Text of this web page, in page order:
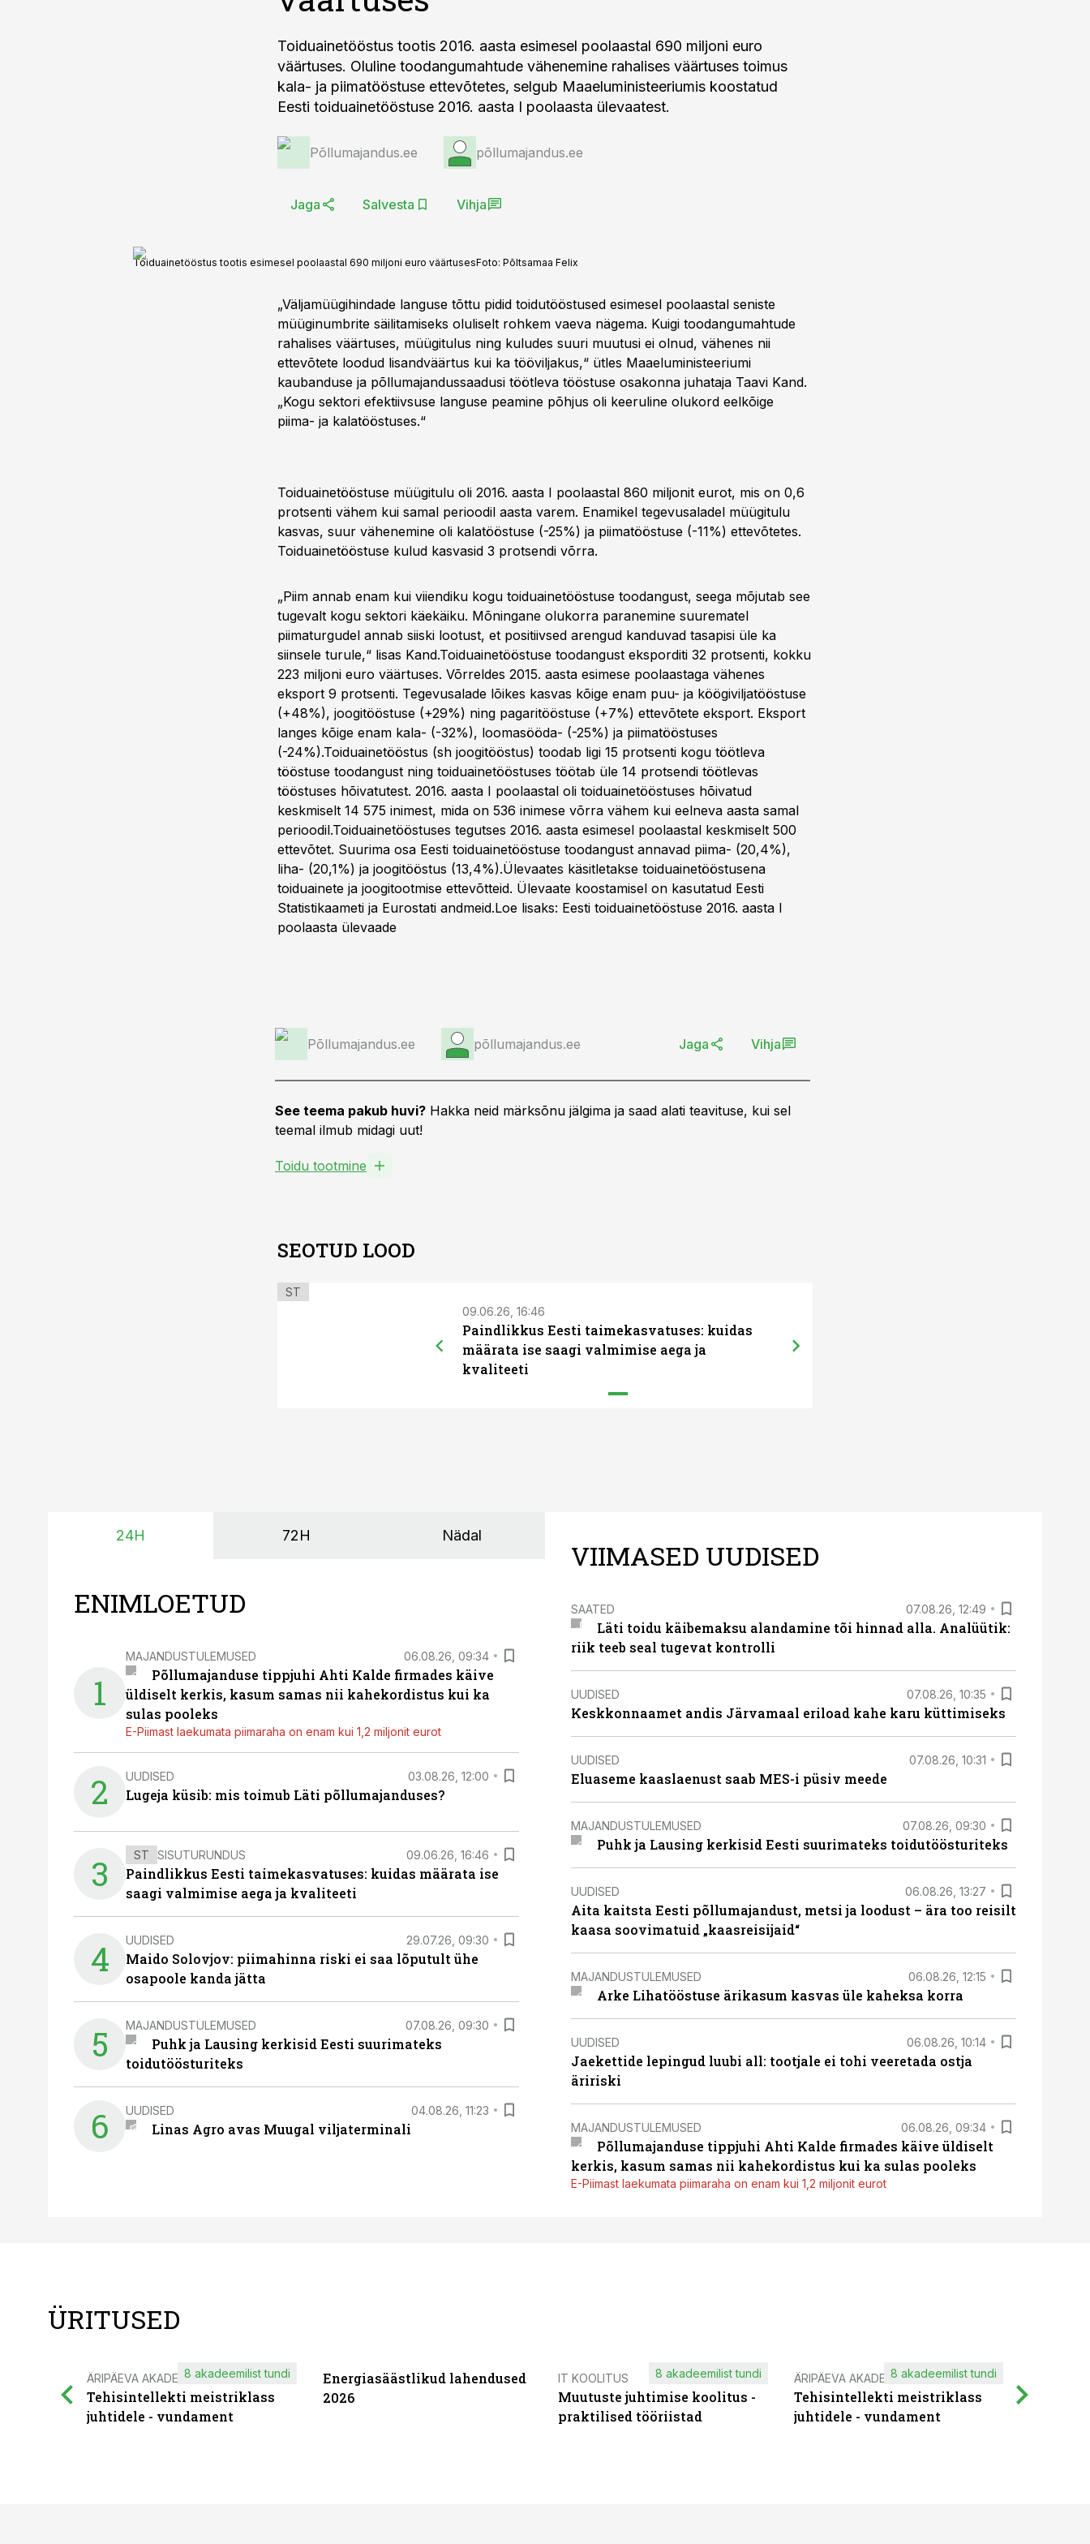
Toiduainetööstus tootis 2016. aasta esimesel poolaastal 690 miljoni euro
väärtuses. Oluline toodangumahtude vähenemine rahalises väärtuses toimus
kala- ja piimatööstuse ettevõtetes, selgub Maaeluministeeriumis koostatud
Eesti toiduainetööstuse 2016. aasta I poolaasta ülevaatest.
Põllumajandus.ee põllumajandus.ee
Jaga Salvesta Vihja
Toiduainetööstus tootis esimesel poolaastal 690 miljoni euro väärtusesFoto: Põltsamaa Felix
„Väljamüügihindade languse tõttu pidid toidutööstused esimesel poolaastal seniste
müüginumbrite säilitamiseks oluliselt rohkem vaeva nägema. Kuigi toodangumahtude
rahalises väärtuses, müügitulus ning kuludes suuri muutusi ei olnud, vähenes nii
ettevõtete loodud lisandväärtus kui ka tööviljakus,“ ütles Maaeluministeeriumi
kaubanduse ja põllumajandussaadusi töötleva tööstuse osakonna juhataja Taavi Kand.
„Kogu sektori efektiivsuse languse peamine põhjus oli keeruline olukord eelkõige
piima- ja kalatööstuses.“
Toiduainetööstuse müügitulu oli 2016. aasta I poolaastal 860 miljonit eurot, mis on 0,6
protsenti vähem kui samal perioodil aasta varem. Enamikel tegevusaladel müügitulu
kasvas, suur vähenemine oli kalatööstuse (-25%) ja piimatööstuse (-11%) ettevõtetes.
Toiduainetööstuse kulud kasvasid 3 protsendi võrra.
„Piim annab enam kui viiendiku kogu toiduainetööstuse toodangust, seega mõjutab see
tugevalt kogu sektori käekäiku. Mõningane olukorra paranemine suurematel
piimaturgudel annab siiski lootust, et positiivsed arengud kanduvad tasapisi üle ka
siinsele turule,“ lisas Kand.Toiduainetööstuse toodangust eksporditi 32 protsenti, kokku
223 miljoni euro väärtuses. Võrreldes 2015. aasta esimese poolaastaga vähenes
eksport 9 protsenti. Tegevusalade lõikes kasvas kõige enam puu- ja köögiviljatööstuse
(+48%), joogitööstuse (+29%) ning pagaritööstuse (+7%) ettevõtete eksport. Eksport
langes kõige enam kala- (-32%), loomasööda- (-25%) ja piimatööstuses
(-24%).Toiduainetööstus (sh joogitööstus) toodab ligi 15 protsenti kogu töötleva
tööstuse toodangust ning toiduainetööstuses töötab üle 14 protsendi töötlevas
tööstuses hõivatutest. 2016. aasta I poolaastal oli toiduainetööstuses hõivatud
keskmiselt 14 575 inimest, mida on 536 inimese võrra vähem kui eelneva aasta samal
perioodil.Toiduainetööstuses tegutses 2016. aasta esimesel poolaastal keskmiselt 500
ettevõtet. Suurima osa Eesti toiduainetööstuse toodangust annavad piima- (20,4%),
liha- (20,1%) ja joogitööstus (13,4%).Ülevaates käsitletakse toiduainetööstusena
toiduainete ja joogitootmise ettevõtteid. Ülevaate koostamisel on kasutatud Eesti
Statistikaameti ja Eurostati andmeid.Loe lisaks: Eesti toiduainetööstuse 2016. aasta I
poolaasta ülevaade
Põllumajandus.ee põllumajandus.ee Jaga Vihja
See teema pakub huvi? Hakka neid märksõnu jälgima ja saad alati teavituse, kui sel
teemal ilmub midagi uut!
Toidu tootmine
SEOTUD LOOD
ST
09.06.26, 16:46
Paindlikkus Eesti taimekasvatuses: kuidas
määrata ise saagi valmimise aega ja
kvaliteeti
24H 72H Nädal
ENIMLOETUD
1
MAJANDUSTULEMUSED 06.08.26, 09:34
Põllumajanduse tippjuhi Ahti Kalde firmades käive
üldiselt kerkis, kasum samas nii kahekordistus kui ka
sulas pooleks
E-Piimast laekumata piimaraha on enam kui 1,2 miljonit eurot
2 UUDISED 03.08.26, 12:00
Lugeja küsib: mis toimub Läti põllumajanduses?
3 ST SISUTURUNDUS 09.06.26, 16:46
Paindlikkus Eesti taimekasvatuses: kuidas määrata ise
saagi valmimise aega ja kvaliteeti
4 UUDISED 29.07.26, 09:30
Maido Solovjov: piimahinna riski ei saa lõputult ühe
osapoole kanda jätta
5 MAJANDUSTULEMUSED 07.08.26, 09:30
Puhk ja Lausing kerkisid Eesti suurimateks
toidutöösturiteks
6 UUDISED 04.08.26, 11:23
Linas Agro avas Muugal viljaterminali
VIIMASED UUDISED
SAATED 07.08.26, 12:49
Läti toidu käibemaksu alandamine tõi hinnad alla. Analüütik:
riik teeb seal tugevat kontrolli
UUDISED 07.08.26, 10:35
Keskkonnaamet andis Järvamaal eriload kahe karu küttimiseks
UUDISED 07.08.26, 10:31
Eluaseme kaaslaenust saab MES-i püsiv meede
MAJANDUSTULEMUSED 07.08.26, 09:30
Puhk ja Lausing kerkisid Eesti suurimateks toidutöösturiteks
UUDISED 06.08.26, 13:27
Aita kaitsta Eesti põllumajandust, metsi ja loodust – ära too reisilt
kaasa soovimatuid „kaasreisijaid“
MAJANDUSTULEMUSED 06.08.26, 12:15
Arke Lihatööstuse ärikasum kasvas üle kaheksa korra
UUDISED 06.08.26, 10:14
Jaekettide lepingud luubi all: tootjale ei tohi veeretada ostja
äririski
MAJANDUSTULEMUSED 06.08.26, 09:34
Põllumajanduse tippjuhi Ahti Kalde firmades käive üldiselt
kerkis, kasum samas nii kahekordistus kui ka sulas pooleks
E-Piimast laekumata piimaraha on enam kui 1,2 miljonit eurot
ÜRITUSED
ÄRIPÄEVA AKADEEMIA
Tehisintellekti meistriklass
juhtidele - vundament
8 akadeemilist tundi
Energiasäästlikud lahendused
2026
IT KOOLITUS
Muutuste juhtimise koolitus -
praktilised tööriistad
8 akadeemilist tundi ÄRIPÄEVA AKADEEMIA
Tehisintellekti meistriklass
juhtidele - vundament
8 akadeemilist tundi